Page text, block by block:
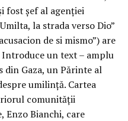
fost şef al agenţiei
la strada verso Dio”
de si mismo”) are
un text – amplu
Gaza, un Părinte al
umilinţă. Cartea
comunităţii
Enzo Bianchi, care